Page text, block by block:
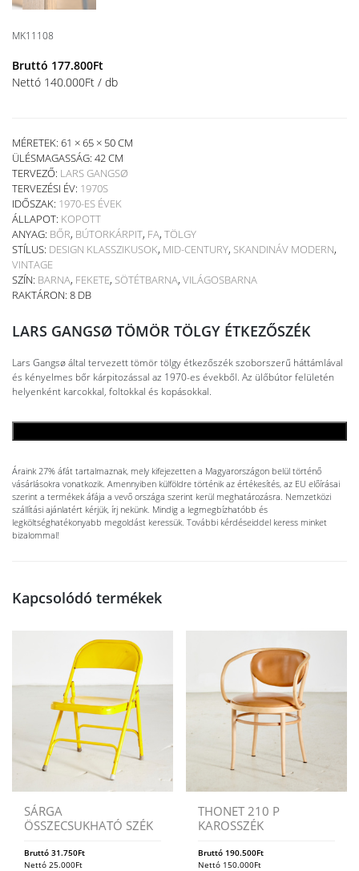
MK11108
Bruttó 177.800Ft
Nettó 140.000Ft / db
MÉRETEK: 61 × 65 × 50 CM
ÜLÉSMAGASSÁG: 42 CM
TERVEZŐ: LARS GANGSØ
TERVEZÉSI ÉV: 1970S
IDŐSZAK: 1970-ES ÉVEK
ÁLLAPOT: KOPOTT
ANYAG: BŐR, BÚTORKÁRPIT, FA, TÖLGY
STÍLUS: DESIGN KLASSZIKUSOK, MID-CENTURY, SKANDINÁV MODERN,
VINTAGE
SZÍN: BARNA, FEKETE, SÖTÉTBARNA, VILÁGOSBARNA
RAKTÁRON: 8 DB
LARS GANGSØ TÖMÖR TÖLGY ÉTKEZŐSZÉK
Lars Gangsø által tervezett tömör tölgy étkezőszék szoborszerű háttámlával
és kényelmes bőr kárpitozással az 1970-es évekből. Az ülőbútor felületén
helyenként karcokkal, foltokkal és kopásokkal.
Áraink 27% áfát tartalmaznak, mely kifejezetten a Magyarországon belül történő
vásárlásokra vonatkozik. Amennyiben külföldre történik az értékesítés, az EU előírásai
szerint a termékek áfája a vevő országa szerint kerül meghatározásra. Nemzetközi
szállítási ajánlatért kérjük, írj nekünk. Mindig a legmegbízhatóbb és
legköltséghatékonyabb megoldást keressük. További kérdéseiddel keress minket
bizalommal!
Kapcsolódó termékek
SÁRGA
ÖSSZECSUKHATÓ SZÉK
Bruttó 31.750Ft
Nettó 25.000Ft
THONET 210 P
KAROSSZÉK
Bruttó 190.500Ft
Nettó 150.000Ft